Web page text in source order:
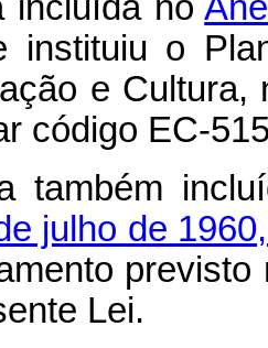
instituiu o
e Cultura,
código EC-
também
julho de
Lei.